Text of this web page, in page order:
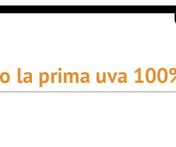
la prima uva